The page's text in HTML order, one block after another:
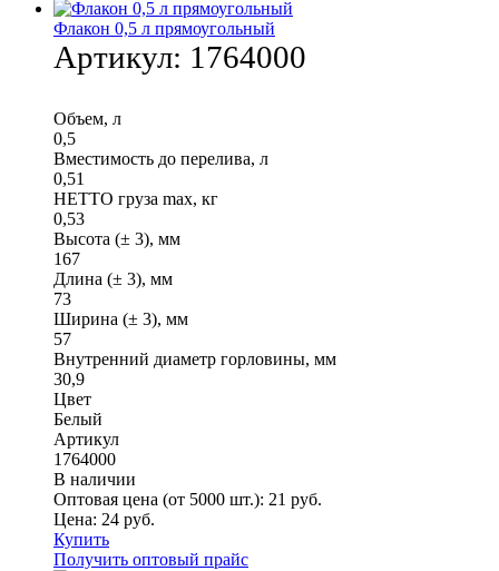
Флакон 0,5 л прямоугольный
Артикул: 1764000
Объем, л
0,5
Вместимость до перелива, л
0,51
НЕТТО груза max, кг
0,53
Высота (± 3), мм
167
Длина (± 3), мм
73
Ширина (± 3), мм
57
Внутренний диаметр горловины, мм
30,9
Цвет
Белый
Артикул
1764000
В наличии
Оптовая цена (от 5000 шт.): 21 руб.
Цена: 24 руб.
Купить
Получить оптовый прайс